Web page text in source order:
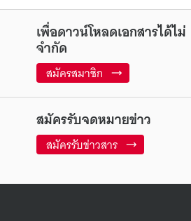
เพื่อดาวน์โหลดเอกสารได้ไม่
จำกัด
สมัครสมาชิก
สมัครรับจดหมายข่าว
สมัครรับข่าวสาร